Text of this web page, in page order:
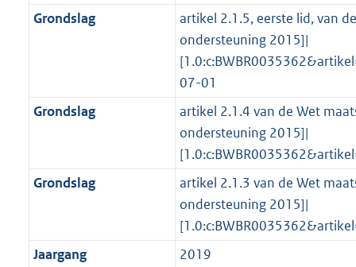
Grondslag
artikel 2.1.5, eerste lid, van
ondersteuning 2015]|
07-01
Grondslag
artikel 2.1.4 van de Wet
ondersteuning 2015]|
Grondslag
artikel 2.1.3 van de Wet
ondersteuning 2015]|
Jaargang
2019